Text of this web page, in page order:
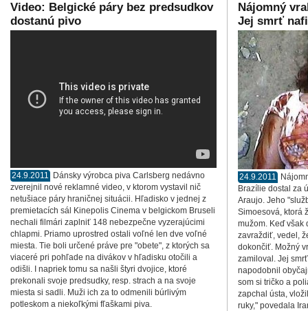
Video: Belgické páry bez predsudkov
dostanú pivo
24.9.2011
Dánsky výrobca piva Carlsberg nedávno
zverejnil nové reklamné video, v ktorom vystavil nič
netušiace páry hraničnej situácii. Hľadisko v jednej z
premietacích sál Kinepolis Cinema v belgickom Bruseli
nechali filmári zaplniť 148 nebezpečne vyzerajúcimi
chlapmi. Priamo uprostred ostali voľné len dve voľné
miesta. Tie boli určené práve pre "obete", z ktorých sa
viaceré pri pohľade na divákov v hľadisku otočili a
odišli. I napriek tomu sa našli štyri dvojice, ktoré
prekonali svoje predsudky, resp. strach a na svoje
miesta si sadli. Muži ich za to odmenili búrlivým
potleskom a niekoľkými fľaškami piva.
Nájomný
Jej smrť
24.9.2011
Brazílie dostal za
Araujo. Jeho
Simoesová, ktorá
mužom. Keď však
zavraždiť, vedel,
dokončiť. Možný
zamiloval. Jej
napodobnil
som si tričko a
zapchal ústa,
ruky," povedala